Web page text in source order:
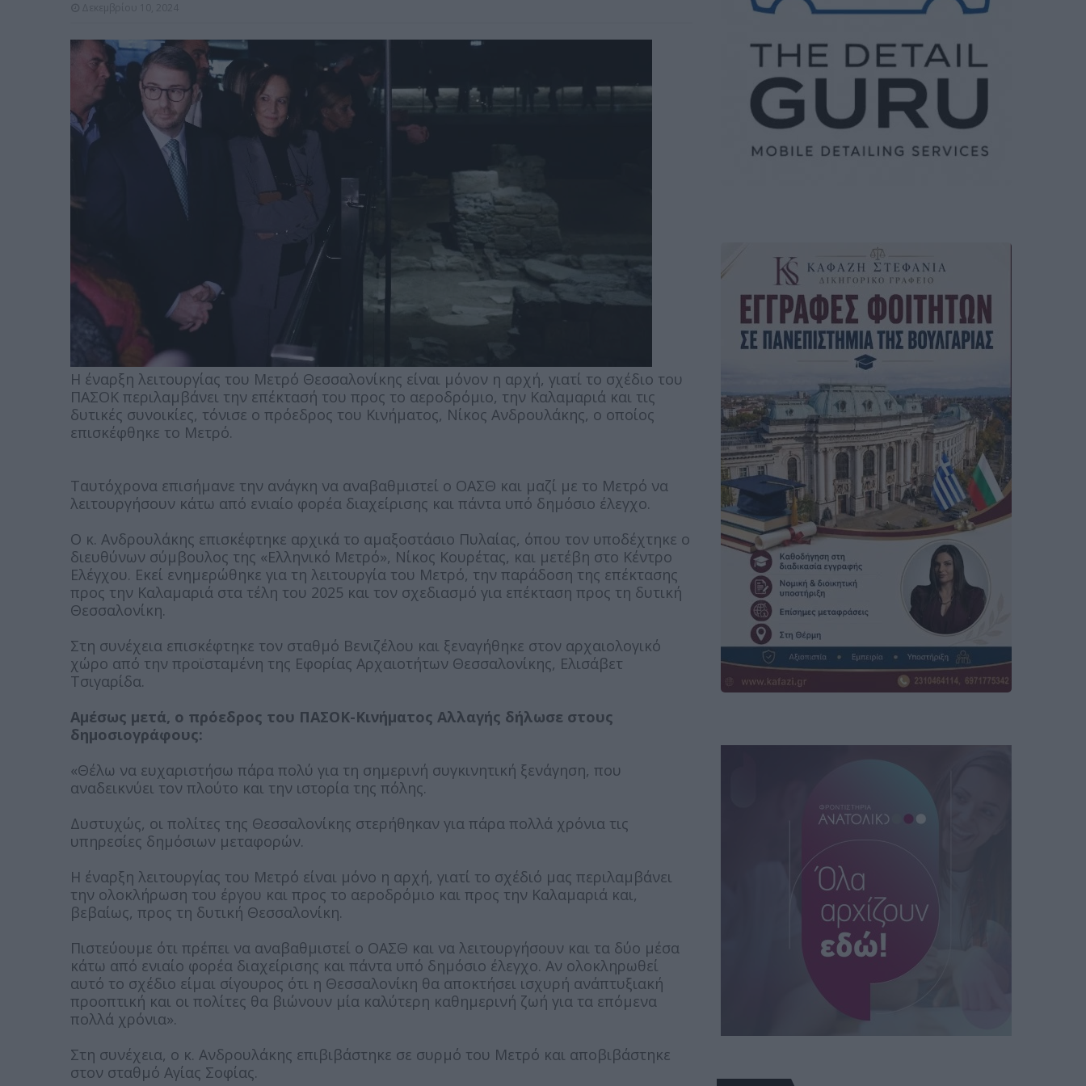
Η έναρξη λειτουργίας του Μετρό Θεσσαλονίκης είναι μόνον η αρχή, γιατί το σχέδιο του
ΠΑΣΟΚ περιλαμβάνει την επέκτασή του προς το αεροδρόμιο, την Καλαμαριά και τις
δυτικές συνοικίες, τόνισε ο πρόεδρος του Κινήματος, Νίκος Ανδρουλάκης, ο οποίος
επισκέφθηκε το Μετρό.
Ταυτόχρονα επισήμανε την ανάγκη να αναβαθμιστεί ο ΟΑΣΘ και μαζί με το Μετρό να
λειτουργήσουν κάτω από ενιαίο φορέα διαχείρισης και πάντα υπό δημόσιο έλεγχο.
Ο κ. Ανδρουλάκης επισκέφτηκε αρχικά το αμαξοστάσιο Πυλαίας, όπου τον υποδέχτηκε ο
διευθύνων σύμβουλος της «Ελληνικό Μετρό», Νίκος Κουρέτας, και μετέβη στο Κέντρο
Ελέγχου. Εκεί ενημερώθηκε για τη λειτουργία του Μετρό, την παράδοση της επέκτασης
προς την Καλαμαριά στα τέλη του 2025 και τον σχεδιασμό για επέκταση προς τη δυτική
Θεσσαλονίκη.
Στη συνέχεια επισκέφτηκε τον σταθμό Βενιζέλου και ξεναγήθηκε στον αρχαιολογικό
χώρο από την προϊσταμένη της Εφορίας Αρχαιοτήτων Θεσσαλονίκης, Ελισάβετ
Τσιγαρίδα.
Αμέσως μετά, ο πρόεδρος του ΠΑΣΟΚ-Κινήματος Αλλαγής δήλωσε στους
δημοσιογράφους:
«Θέλω να ευχαριστήσω πάρα πολύ για τη σημερινή συγκινητική ξενάγηση, που
αναδεικνύει τον πλούτο και την ιστορία της πόλης.
Δυστυχώς, οι πολίτες της Θεσσαλονίκης στερήθηκαν για πάρα πολλά χρόνια τις
υπηρεσίες δημόσιων μεταφορών.
Η έναρξη λειτουργίας του Μετρό είναι μόνο η αρχή, γιατί το σχέδιό μας περιλαμβάνει
την ολοκλήρωση του έργου και προς το αεροδρόμιο και προς την Καλαμαριά και,
βεβαίως, προς τη δυτική Θεσσαλονίκη.
Πιστεύουμε ότι πρέπει να αναβαθμιστεί ο ΟΑΣΘ και να λειτουργήσουν και τα δύο μέσα
κάτω από ενιαίο φορέα διαχείρισης και πάντα υπό δημόσιο έλεγχο. Αν ολοκληρωθεί
αυτό το σχέδιο είμαι σίγουρος ότι η Θεσσαλονίκη θα αποκτήσει ισχυρή ανάπτυξιακή
προοπτική και οι πολίτες θα βιώνουν μία καλύτερη καθημερινή ζωή για τα επόμενα
πολλά χρόνια».
Στη συνέχεια, ο κ. Ανδρουλάκης επιβιβάστηκε σε συρμό του Μετρό και αποβιβάστηκε
στον σταθμό Αγίας Σοφίας.